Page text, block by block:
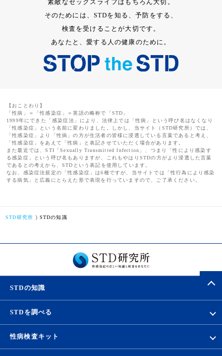
素敵なセックスライフはもちろん大切。
そのためには、STDを知る、予防をする、
検査を受けることが大切です。
あなたと、愛する人の健康のために。
【おことわり】
「性病」＝「性感染症」＝英語の略称で「STD」
1999年にできた「感染症法」により、法律上では「性病」という呼び名はなくなり
「性感染症」という名前に変わりました。しかし、当サイト（STD研究所）では、
「性感染症」より「性病」の方が生活者の皆様に浸透している言葉であると考え、
「性感染症」をあえて「性病」と表記させていただく場合があります。
また最近では、STI「Sexually Transmitted Infection」、つまり「性により感染す
る感染症」という呼び名もありますが、これもやはりSTDの方がより浸透した言葉
であるとの考えから、STDという表記を使用しています。
なお、感染症法規定の「性感染症」は6種ですが、当サイトでは「性行為により感染
する病気」と広義にとらえた形で表現を行っていますので、ご了承ください。
STD研究所 STDの知識
STDの知識
STDを調べる
性病検査キット